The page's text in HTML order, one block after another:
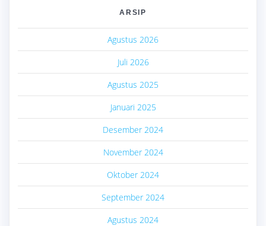
ARSIP
Agustus 2026
Juli 2026
Agustus 2025
Januari 2025
Desember 2024
November 2024
Oktober 2024
September 2024
Agustus 2024